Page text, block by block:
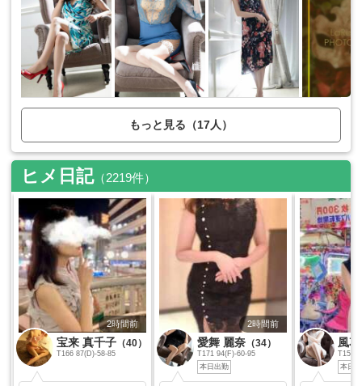
もっと見る（17人）
ヒメ日記（2219件）
2時間前
宝来 真千子 （40）
T166 87(D)-58-85
2時間前
愛舞 麗奈 （34）
T171 94(F)-60-95
本日出勤
風
T158
本日